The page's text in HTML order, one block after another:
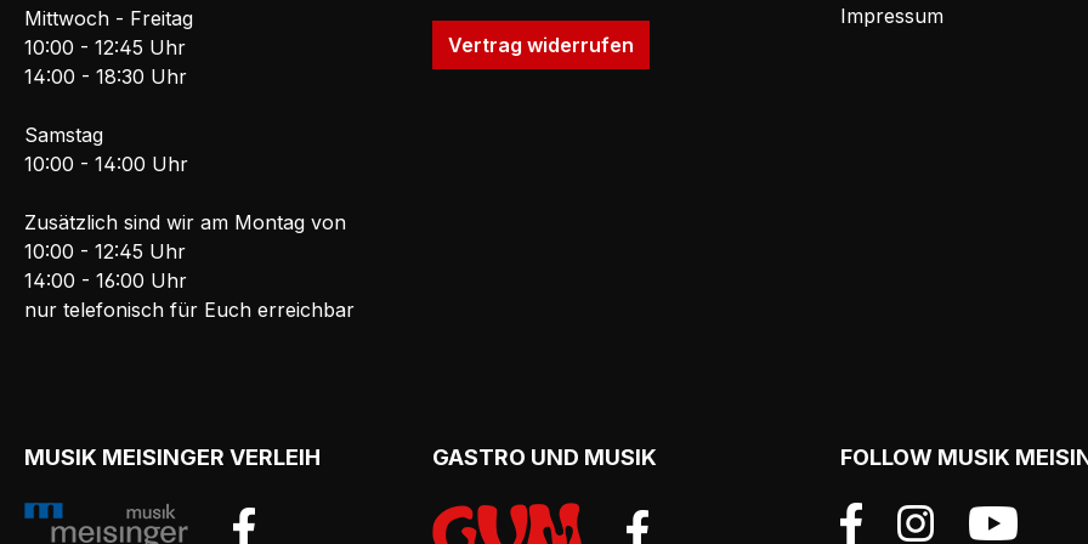
Mittwoch - Freitag
10:00 - 12:45 Uhr
14:00 - 18:30 Uhr
Samstag
10:00 - 14:00 Uhr
Zusätzlich sind wir am Montag von
10:00 - 12:45 Uhr
14:00 - 16:00 Uhr
nur telefonisch für Euch erreichbar
Vertrag widerrufen
Impressum
MUSIK MEISINGER VERLEIH GASTRO UND MUSIK FOLLOW MUSIK